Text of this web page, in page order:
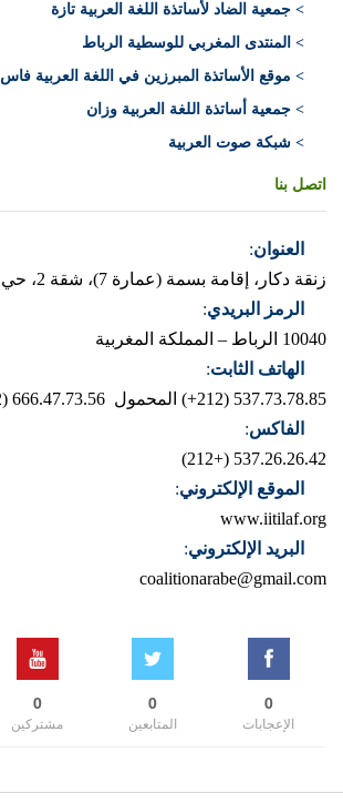
> جمعية الضاد لأساتذة اللغة العربية تازة
> المنتدى المغربي للوسطية الرباط
> موقع الأساتذة المبرزين في اللغة العربية فاس
> جمعية أساتذة اللغة العربية وزان
> شبكة صوت العربية
اتصل بنا
العنوان:
زنقة دكار، إقامة بسمة (عمارة 7)، شقة 2، حي المحيط – الرباط
الرمز البريدي:
10040 الرباط – المملكة المغربية
الهاتف الثابت:
537.73.78.85 (212+)
المحمول 666.47.73.56 (212+)
الفاكس:
537.26.26.42 (+212)
الموقع الإلكتروني:
www.iitilaf.org
البريد الإلكتروني:
coalitionarabe@gmail.com
0
الإعجابات
0
المتابعين
0
مشتركين